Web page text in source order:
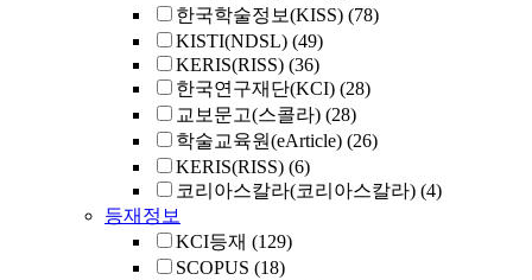
한국학술정보(KISS) (78)
KISTI(NDSL) (49)
KERIS(RISS) (36)
한국연구재단(KCI) (28)
교보문고(스콜라) (28)
학술교육원(eArticle) (26)
KERIS(RISS) (6)
코리아스칼라(코리아스칼라) (4)
등재정보
KCI등재 (129)
SCOPUS (18)